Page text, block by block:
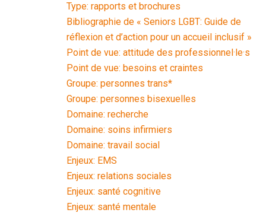
Type: rapports et brochures
Bibliographie de « Seniors LGBT: Guide de
réflexion et d’action pour un accueil inclusif »
Point de vue: attitude des professionnel·le·s
Point de vue: besoins et craintes
Groupe: personnes trans*
Groupe: personnes bisexuelles
Domaine: recherche
Domaine: soins infirmiers
Domaine: travail social
Enjeux: EMS
Enjeux: relations sociales
Enjeux: santé cognitive
Enjeux: santé mentale